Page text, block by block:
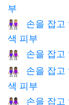
부
👩🏽‍🤝‍👩🏼
손을 잡고
색 피부
👭🏽 손을 잡고
👩🏽‍🤝‍👩🏾
손을 잡고
색 피부
👩🏽‍🤝‍👩🏿
손을 잡고